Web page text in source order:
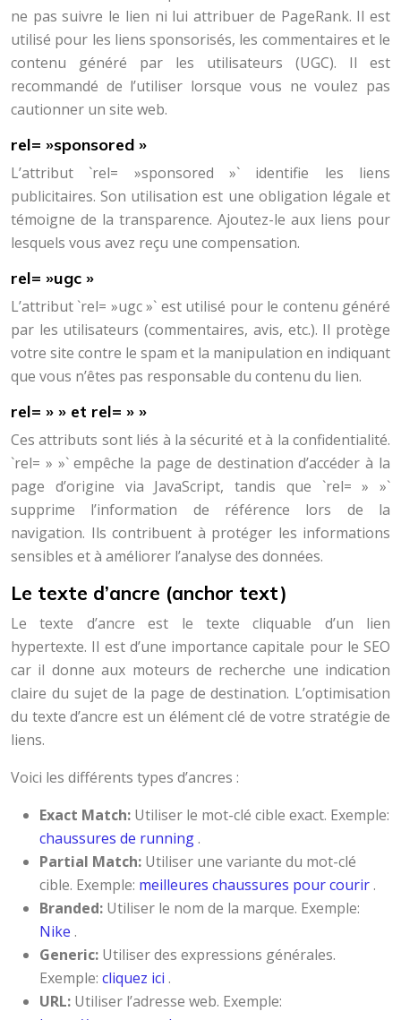
ne pas suivre le lien ni lui attribuer de PageRank. Il est
utilisé pour les liens sponsorisés, les commentaires et le
contenu généré par les utilisateurs (UGC). Il est
recommandé de l’utiliser lorsque vous ne voulez pas
cautionner un site web.
rel= »sponsored »
L’attribut `rel= »sponsored »` identifie les liens
publicitaires. Son utilisation est une obligation légale et
témoigne de la transparence. Ajoutez-le aux liens pour
lesquels vous avez reçu une compensation.
rel= »ugc »
L’attribut `rel= »ugc »` est utilisé pour le contenu généré
par les utilisateurs (commentaires, avis, etc.). Il protège
votre site contre le spam et la manipulation en indiquant
que vous n’êtes pas responsable du contenu du lien.
rel= » » et rel= » »
Ces attributs sont liés à la sécurité et à la confidentialité.
`rel= » »` empêche la page de destination d’accéder à la
page d’origine via JavaScript, tandis que `rel= » »`
supprime l’information de référence lors de la
navigation. Ils contribuent à protéger les informations
sensibles et à améliorer l’analyse des données.
Le texte d’ancre (anchor text)
Le texte d’ancre est le texte cliquable d’un lien
hypertexte. Il est d’une importance capitale pour le SEO
car il donne aux moteurs de recherche une indication
claire du sujet de la page de destination. L’optimisation
du texte d’ancre est un élément clé de votre stratégie de
liens.
Voici les différents types d’ancres :
Exact Match: Utiliser le mot-clé cible exact. Exemple:
chaussures de running.
Partial Match: Utiliser une variante du mot-clé
cible. Exemple: meilleures chaussures pour courir.
Branded: Utiliser le nom de la marque. Exemple:
Nike .
Generic: Utiliser des expressions générales.
Exemple: cliquez ici .
URL: Utiliser l’adresse web. Exemple: